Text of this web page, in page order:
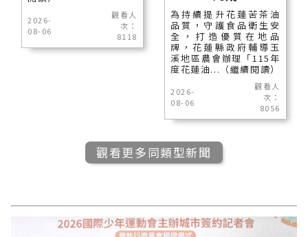
2026-
08-06
觀看人
次：
8118
為持續提升花蓮苦茶油
品質，守護食品衛生安
全，打造優質在地品
牌，花蓮縣政府輔導玉
溪地區農會辦理「115年
度花蓮油...（繼續閱讀）
2026-
08-06
觀看人
次：
8056
觀看更多同類型新聞